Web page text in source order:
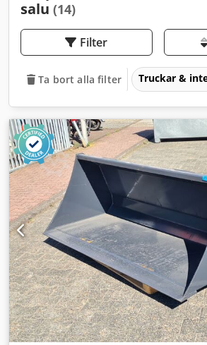
salu (14)
Filter
Ta bort alla filter Truckar &